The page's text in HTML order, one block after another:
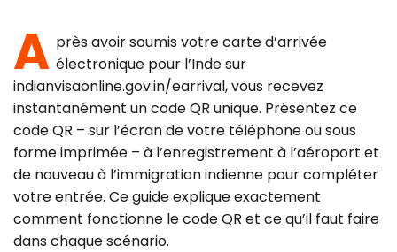
QR Code Guide
Common Mistakes
Portal Troubleshooting
Error Correction
Missed Deadline
US Citizens
UK Citizens
Australia
Canada
EU Citizens
NRI Guide
Airports
Delhi (IGI)
Mumbai
Bangalore
FAQ
Languages
A près avoir soumis votre carte d’arrivée
électronique pour l’Inde sur
indianvisaonline.gov.in/earrival, vous recevez
instantanément un code QR unique. Présentez ce
code QR – sur l’écran de votre téléphone ou sous
forme imprimée – à l’enregistrement à l’aéroport et
de nouveau à l’immigration indienne pour compléter
votre entrée. Ce guide explique exactement
comment fonctionne le code QR et ce qu’il faut faire
dans chaque scénario.